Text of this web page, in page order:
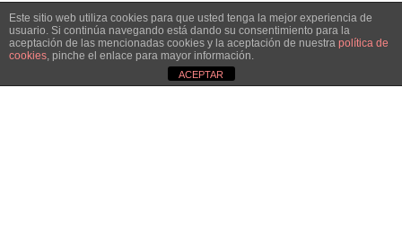
HAZTE SOCIA
¡Únete!
Aún queda por conseguir.
Este sitio web utiliza cookies para que usted tenga la mejor experiencia de
usuario. Si continúa navegando está dando su consentimiento para la
aceptación de las mencionadas cookies y la aceptación de nuestra política de
cookies, pinche el enlace para mayor información.
ACEPTAR